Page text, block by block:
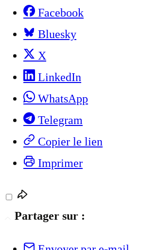
Facebook
Bluesky
X
LinkedIn
WhatsApp
Telegram
Copier le lien
Imprimer
Partager sur :